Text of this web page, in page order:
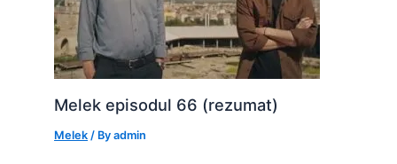
Melek episodul 66 (rezumat)
Melek / Byadmin